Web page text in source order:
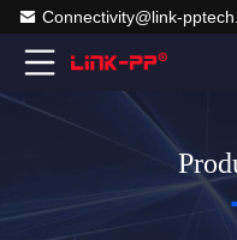
Connectivity@link-